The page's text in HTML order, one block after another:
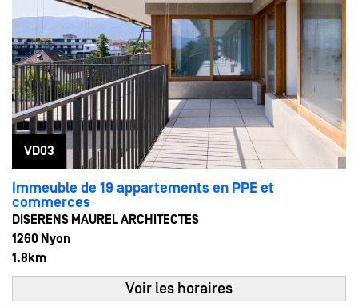
VD03
Immeuble de 19 appartements en PPE et
commerces
DISERENS MAUREL ARCHITECTES
1260 Nyon
1.8km
MAI
13:00 - 17:00
Voir les horaires